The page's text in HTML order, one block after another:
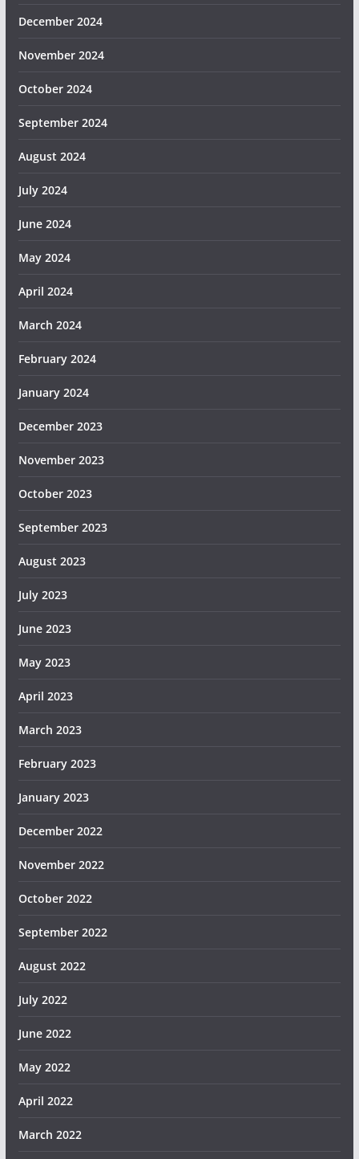
December 2024
November 2024
October 2024
September 2024
August 2024
July 2024
June 2024
May 2024
April 2024
March 2024
February 2024
January 2024
December 2023
November 2023
October 2023
September 2023
August 2023
July 2023
June 2023
May 2023
April 2023
March 2023
February 2023
January 2023
December 2022
November 2022
October 2022
September 2022
August 2022
July 2022
June 2022
May 2022
April 2022
March 2022